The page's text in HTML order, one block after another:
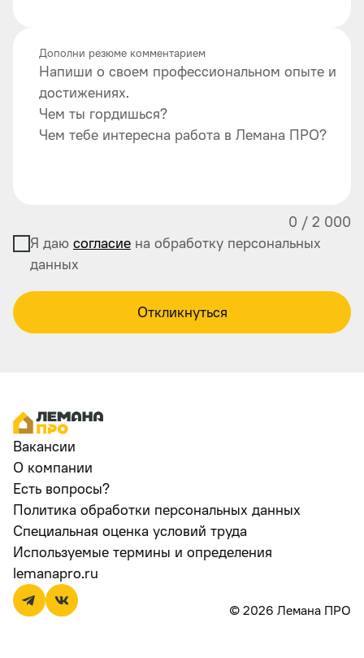
Напиши о своем профессиональном опыте и
достижениях.
Чем ты гордишься?
Чем тебе интересна работа в Лемана ПРО?
Дополни резюме комментарием
0 / 2 000
Я даю согласие на обработку персональных
данных
Откликнуться
Вакансии
О компании
Есть вопросы?
Политика обработки персональных данных
Специальная оценка условий труда
Используемые термины и определения
lemanapro.ru
© 2026 Лемана ПРО